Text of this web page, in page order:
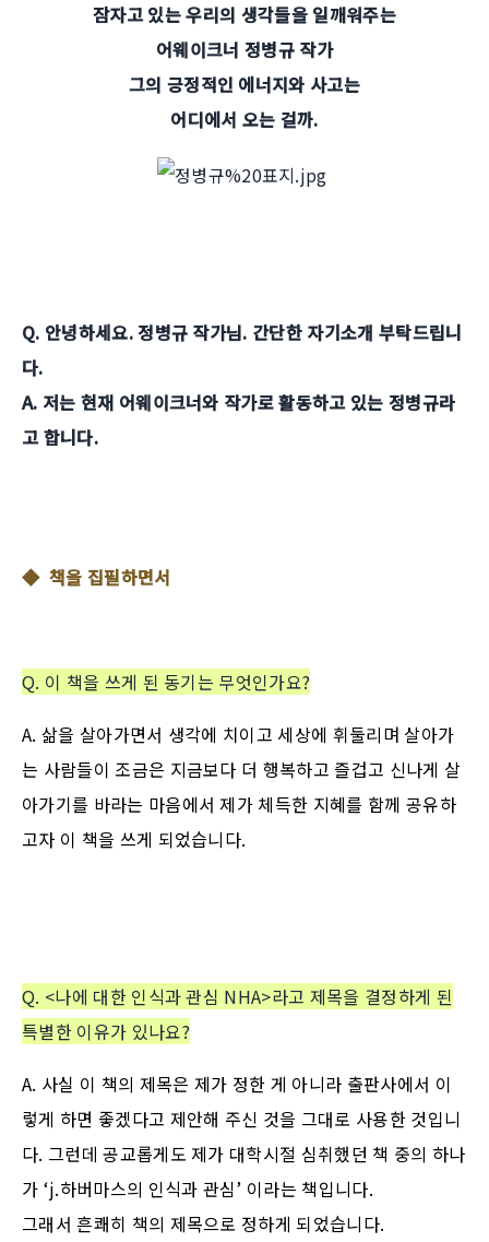
잠자고 있는 우리의 생각들을 일깨워주는
어웨이크너 정병규 작가
그의 긍정적인 에너지와 사고는
어디에서 오는 걸까.
Q. 안녕하세요. 정병규 작가님. 간단한 자기소개 부탁드립니
다.
A. 저는 현재 어웨이크너와 작가로 활동하고 있는 정병규라
고 합니다.
◆ 책을 집필하면서
Q. 이 책을 쓰게 된 동기는 무엇인가요?
A. 삶을 살아가면서 생각에 치이고 세상에 휘둘리며 살아가
는 사람들이 조금은 지금보다 더 행복하고 즐겁고 신나게 살
아가기를 바라는 마음에서 제가 체득한 지혜를 함께 공유하
고자 이 책을 쓰게 되었습니다.
Q. <나에 대한 인식과 관심 NHA>라고 제목을 결정하게 된
특별한 이유가 있나요?
A. 사실 이 책의 제목은 제가 정한 게 아니라 출판사에서 이
렇게 하면 좋겠다고 제안해 주신 것을 그대로 사용한 것입니
다. 그런데 공교롭게도 제가 대학시절 심취했던 책 중의 하나
가 ‘j.하버마스의 인식과 관심’ 이라는 책입니다.
그래서 흔쾌히 책의 제목으로 정하게 되었습니다.